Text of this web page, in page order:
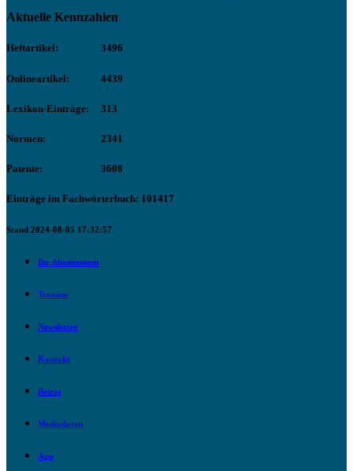
Aktuelle Kennzahlen
Heftartikel: 3496
Onlineartikel: 4439
Lexikon-Einträge: 313
Normen: 2341
Patente: 3608
Einträge im Fachwörterbuch: 101417
Stand 2024-08-05 17:32:57
Ihr Abonnement
Termine
Newsletter
Kontakt
Beirat
Mediadaten
App